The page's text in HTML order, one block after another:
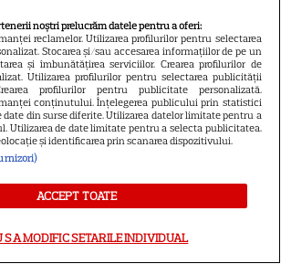
aflat chiar acum și nu ne mai
revenim din șoc! Ce i s-a
întâmplat este crunt
Atenție! Poți primi bani de la
stat dacă-ți îngrijești părinții,
bunicii sau pe cineva vârstnic
din familie. Acum s-a decis!
Cum trebuie să procedezi
noștri prelucrăm datele pentru a oferi:
reclamelor. Utilizarea profilurilor pentru selectarea
Stocarea și/sau accesarea informațiilor de pe un
și îmbunătățirea serviciilor. Crearea profilurilor de
Utilizarea profilurilor pentru selectarea publicității
profilurilor pentru publicitate personalizată.
conținutului. Înțelegerea publicului prin statistici
date din surse diferite. Utilizarea datelor limitate pentru a
Utilizarea de date limitate pentru a selecta publicitatea.
și identificarea prin scanarea dispozitivului.
ACCEPT TOATE
SA MODIFIC SETARILE INDIVIDUAL